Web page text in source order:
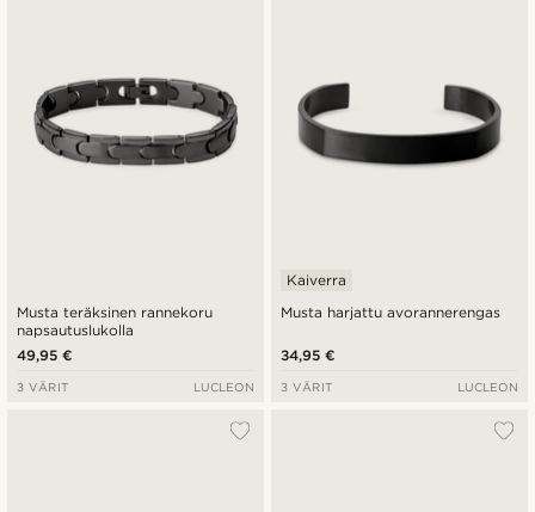
Musta teräksinen rannekoru
napsautuslukolla
49,95 €
3 VÄRIT LUCLEON
Musta harjattu avorannerengas
Kaiverra
34,95 €
3 VÄRIT LUCLEON